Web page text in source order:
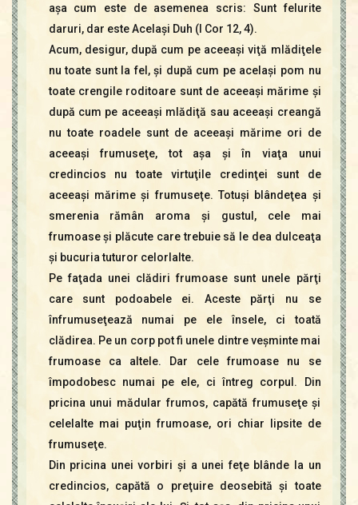
aşa cum este de asemenea scris: Sunt felurite
daruri, dar este Acelaşi Duh (I Cor 12, 4).
Acum, desigur, după cum pe aceeaşi viţă mlădiţele
nu toate sunt la fel, şi după cum pe acelaşi pom nu
toate crengile roditoare sunt de aceeaşi mărime şi
după cum pe aceeaşi mlădiţă sau aceeaşi creangă
nu toate roadele sunt de aceeaşi mărime ori de
aceeaşi frumuseţe, tot aşa şi în viaţa unui
credincios nu toate virtuţile credinţei sunt de
aceeaşi mărime şi frumuseţe. Totuşi blândeţea şi
smerenia rămân aroma şi gustul, cele mai
frumoase şi plăcute care trebuie să le dea dulceaţa
şi bucuria tuturor celorlalte.
Pe faţada unei clădiri frumoase sunt unele părţi
care sunt podoabele ei. Aceste părţi nu se
înfrumuseţează numai pe ele însele, ci toată
clădirea. Pe un corp pot fi unele dintre veşminte mai
frumoase ca altele. Dar cele frumoase nu se
împodobesc numai pe ele, ci întreg corpul. Din
pricina unui mădular frumos, capătă frumuseţe şi
celelalte mai puţin frumoase, ori chiar lipsite de
frumuseţe.
Din pricina unei vorbiri şi a unei feţe blânde la un
credincios, capătă o preţuire deosebită şi toate